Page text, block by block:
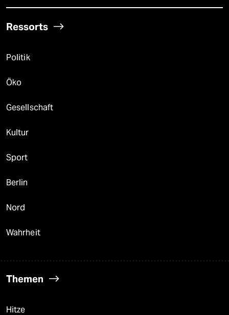
Ressorts
Politik
Öko
Gesellschaft
Kultur
Sport
Berlin
Nord
Wahrheit
Themen
Hitze